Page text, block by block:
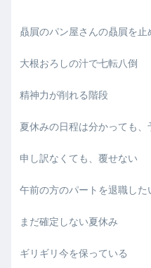
贔屓のパン屋さんの贔屓を止
大根おろしの汁で七転八倒
精神力が削れる階段
夏休みの日程は分かっても、
申し訳なくても、覆せない
午前の方のパートを退職した
まだ確定しない夏休み
ギリギリ今を保っている